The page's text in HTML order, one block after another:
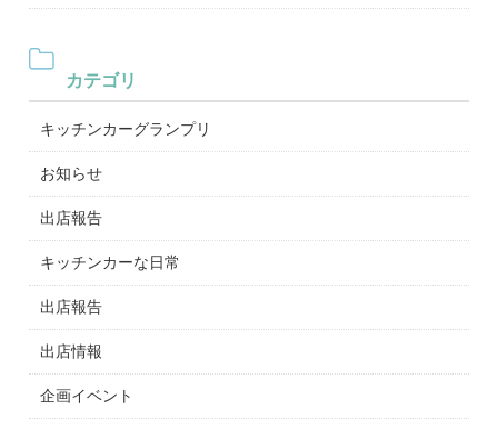
カテゴリ
キッチンカーグランプリ
お知らせ
出店報告
キッチンカーな日常
出店報告
出店情報
企画イベント